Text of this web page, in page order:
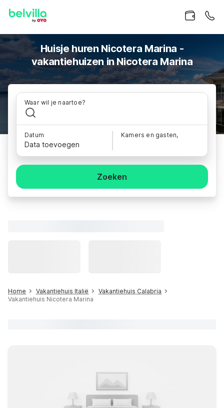
Huisje huren Nicotera Marina -
vakantiehuizen in Nicotera Marina
Waar wil je naartoe?
Datum
Data toevoegen
Kamers en gasten,
Zoeken
Home Vakantiehuis Italië
Vakantiehuis Calabria
Vakantiehuis Nicotera Marina